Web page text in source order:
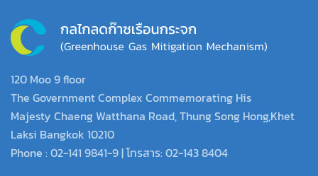
120 Moo 9 floor
The Government Complex Commemorating His
Majesty Chaeng Watthana Road, Thung Song Hong,Khet
Laksi Bangkok 10210
Phone : 02-141 9841-9 | โทรสาร: 02-143 8404